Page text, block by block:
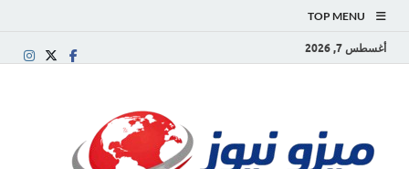
TOP MENU
أغسطس 7, 2026